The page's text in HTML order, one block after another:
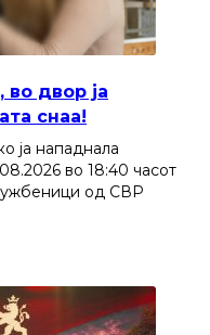
во двор ја
снаа!
ја нападнала
во 18:40 часот
од СВР